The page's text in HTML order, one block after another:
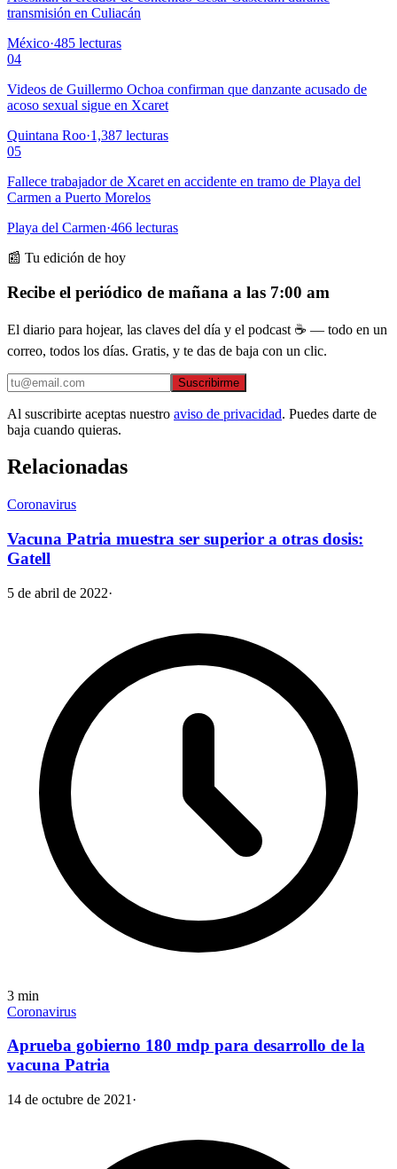
transmisión en Culiacán
México·485 lecturas
04
Videos de Guillermo Ochoa confirman que danzante acusado de
acoso sexual sigue en Xcaret
Quintana Roo·1,387 lecturas
05
Fallece trabajador de Xcaret en accidente en tramo de Playa del
Carmen a Puerto Morelos
Playa del Carmen·466 lecturas
📰 Tu edición de hoy
Recibe el periódico de mañana a las 7:00 am
El diario para hojear, las claves del día y el podcast ☕ — todo en un
correo, todos los días. Gratis, y te das de baja con un clic.
Suscribirme
Al suscribirte aceptas nuestro aviso de privacidad. Puedes darte de
baja cuando quieras.
Relacionadas
Coronavirus
Vacuna Patria muestra ser superior a otras dosis:
Gatell
5 de abril de 2022·
3 min
Coronavirus
Aprueba gobierno 180 mdp para desarrollo de la
vacuna Patria
14 de octubre de 2021 ·